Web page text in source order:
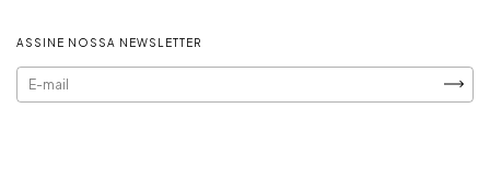
ASSINE NOSSA NEWSLETTER